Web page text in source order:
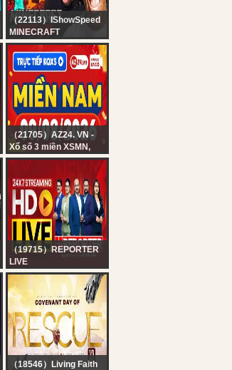
（22113）IShowSpeed
MINECRAFT
HARDCORE ALL
BOSSES DAY 3 ???‍♂️ft.
KaiCenat
（21705）AZ24. VN -
Xổ số 3 miền XSMN,
XSMB, XSMT hôm nay
XSMN 9/8/2026 ? Trực
tiếp xổ số miền Nam
hôm nay chủ nhật -
SXMN ngày 9 tháng 8 -
XS miền Nam
（19715）REPORTER
LIVE
24x7 Reporter Live TV |
Kerala Rain Alert Live |
HD Streaming | Latest
Malayalam News |
Reporter
（18546）Living Faith